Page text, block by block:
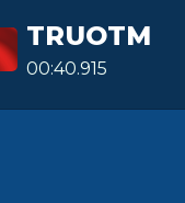
TRUOTM
00:40.915